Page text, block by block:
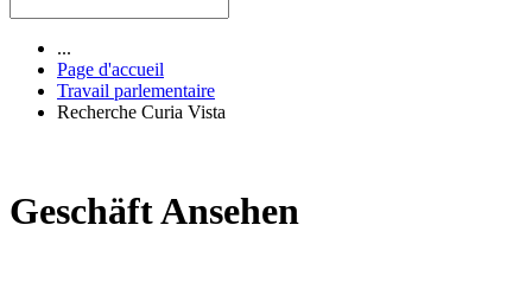
...
Page d'accueil
Travail parlementaire
Recherche Curia Vista
Geschäft Ansehen